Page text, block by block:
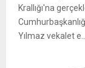
Krallığı'na
Yılmaz vekalet e..